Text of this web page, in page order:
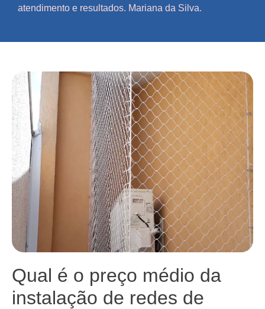
atendimento e resultados. Mariana da Silva.
Qual é o preço médio da
instalação de redes de